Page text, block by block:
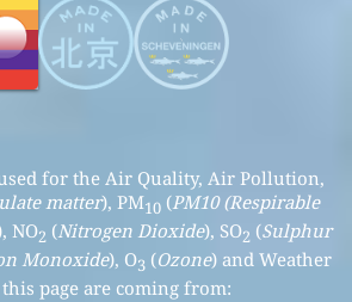
for the Air Quality, Air Pollution,
matter), PM10(PM10 (Respirable
NO2 (Nitrogen Dioxide), SO2 (Sulphur
Monoxide), O3 (Ozone) and Weather
page are coming from: